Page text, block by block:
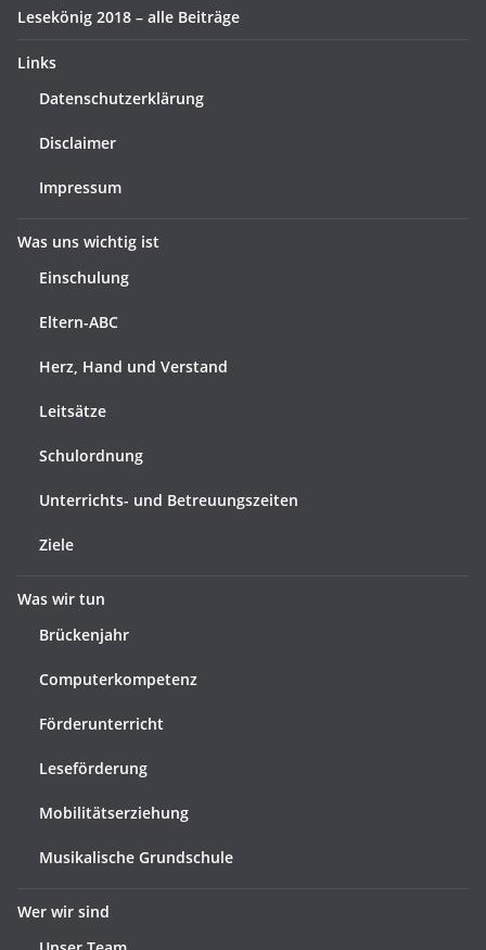
Lesekönig 2018 – alle Beiträge
Links
Datenschutzerklärung
Disclaimer
Impressum
Was uns wichtig ist
Einschulung
Eltern-ABC
Herz, Hand und Verstand
Leitsätze
Schulordnung
Unterrichts- und Betreuungszeiten
Ziele
Was wir tun
Brückenjahr
Computerkompetenz
Förderunterricht
Leseförderung
Mobilitätserziehung
Musikalische Grundschule
Wer wir sind